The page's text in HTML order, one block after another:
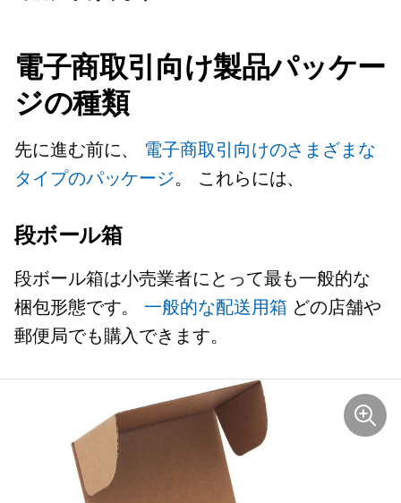
電子商取引向け製品パッケー
ジの種類
先に進む前に、 電子商取引向けのさまざまな
タイプのパッケージ。 これらには、
段ボール箱
段ボール箱は小売業者にとって最も一般的な
梱包形態です。 一般的な配送用箱 どの店舗や
郵便局でも購入できます。